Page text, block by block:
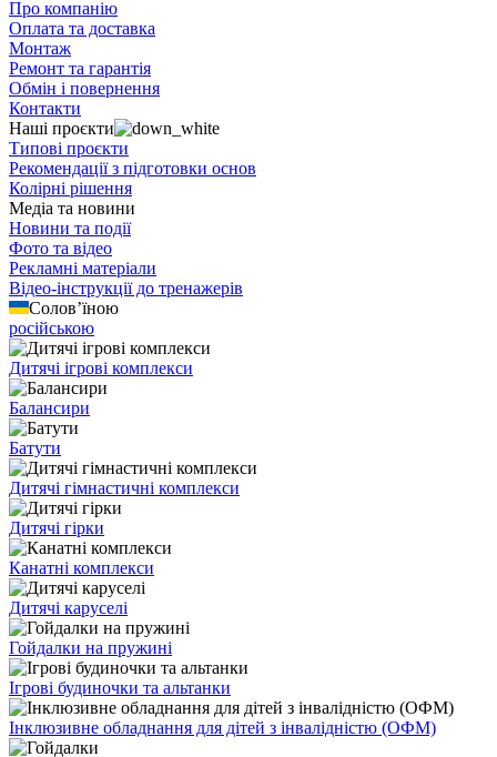
Про компанію
Оплата та доставка
Монтаж
Ремонт та гарантія
Обмін і повернення
Контакти
Наші проєкти
Типові проєкти
Рекомендації з підготовки основ
Колірні рішення
Медіа та новини
Новини та події
Фото та відео
Рекламні матеріали
Відео-інструкції до тренажерів
Солов’їною
російською
Дитячі ігрові комплекси
Балансири
Батути
Дитячі гімнастичні комплекси
Дитячі гірки
Канатні комплекси
Дитячі каруселі
Гойдалки на пружині
Ігрові будиночки та альтанки
Інклюзивне обладнання для дітей з інвалідністю (ОФМ)